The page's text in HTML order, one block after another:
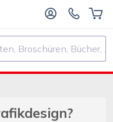
Broschüren, Bücher, ...)